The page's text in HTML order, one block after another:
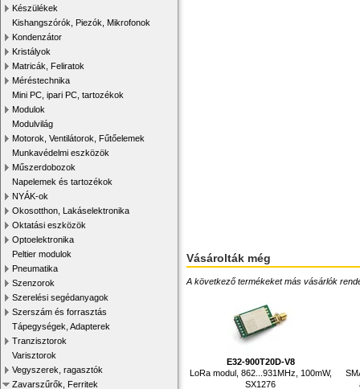
Készülékek
Kishangszórók, Piezók, Mikrofonok
Kondenzátor
Kristályok
Matricák, Feliratok
Méréstechnika
Mini PC, ipari PC, tartozékok
Modulok
Modulvilág
Motorok, Ventilátorok, Fűtőelemek
Munkavédelmi eszközök
Műszerdobozok
Napelemek és tartozékok
NYÁK-ok
Okosotthon, Lakáselektronika
Oktatási eszközök
Optoelektronika
Peltier modulok
Pneumatika
Szenzorok
Szerelési segédanyagok
Szerszám és forrasztás
Tápegységek, Adapterek
Tranzisztorok
Varisztorok
Vegyszerek, ragasztók
Zavarszűrők, Ferritek
Vásárolták még
A következő termékeket más vásárlók
E32-900T20D-V8
LoRa modul, 862...931MHz, 100mW,
SX1276